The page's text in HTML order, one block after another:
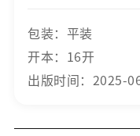
包装：平装
开本：16开
出版时间：2025-